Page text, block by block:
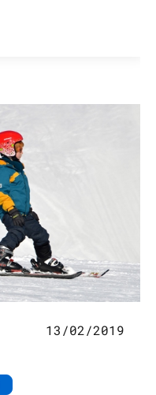
13/02/2019